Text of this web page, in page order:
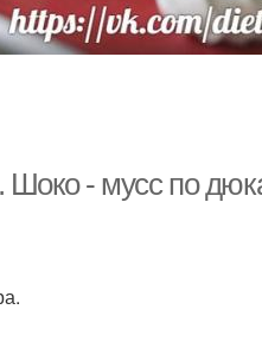
- мусс по